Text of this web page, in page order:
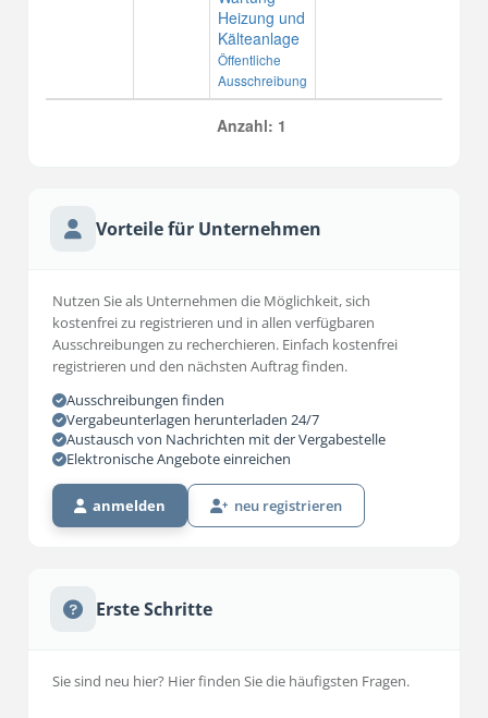
Heizung und
Kälteanlage
Öffentliche
Ausschreibung
Anzahl: 1
Vorteile für Unternehmen
Nutzen Sie als Unternehmen die Möglichkeit, sich
kostenfrei zu registrieren und in allen verfügbaren
Ausschreibungen zu recherchieren. Einfach kostenfrei
registrieren und den nächsten Auftrag finden.
Ausschreibungen finden
Vergabeunterlagen herunterladen 24/7
Austausch von Nachrichten mit der Vergabestelle
Elektronische Angebote einreichen
anmelden neu registrieren
Erste Schritte
Sie sind neu hier? Hier finden Sie die häufigsten Fragen.